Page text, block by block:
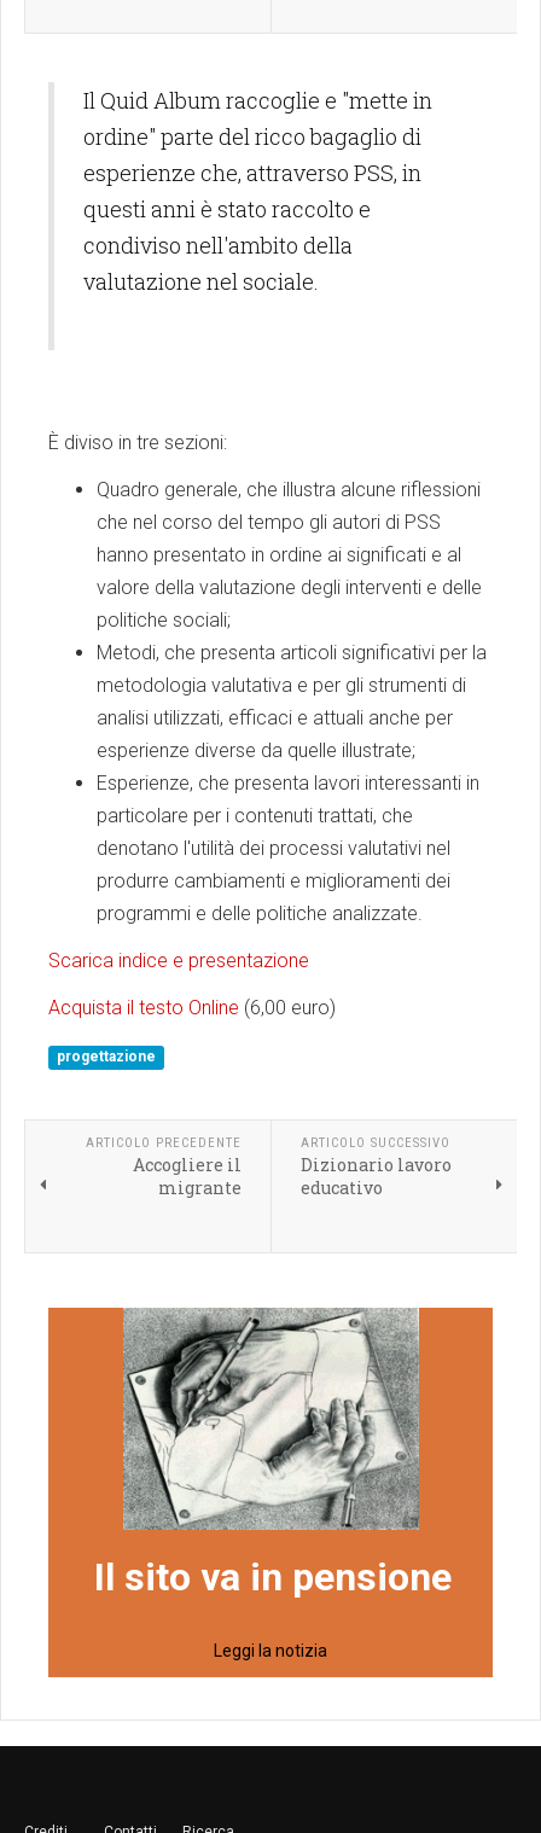
Il Quid Album raccoglie e "mette in
ordine" parte del ricco bagaglio di
esperienze che, attraverso PSS, in
questi anni è stato raccolto e
condiviso nell'ambito della
valutazione nel sociale.
È diviso in tre sezioni:
Quadro generale, che illustra alcune riflessioni
che nel corso del tempo gli autori di PSS
hanno presentato in ordine ai significati e al
valore della valutazione degli interventi e delle
politiche sociali;
Metodi, che presenta articoli significativi per la
metodologia valutativa e per gli strumenti di
analisi utilizzati, efficaci e attuali anche per
esperienze diverse da quelle illustrate;
Esperienze, che presenta lavori interessanti in
particolare per i contenuti trattati, che
denotano l'utilità dei processi valutativi nel
produrre cambiamenti e miglioramenti dei
programmi e delle politiche analizzate.
Scarica indice e presentazione
Acquista il testo Online (6,00 euro)
progettazione
ARTICOLO PRECEDENTE
Accogliere il
migrante
ARTICOLO SUCCESSIVO
Dizionario lavoro
educativo
Il sito va in pensione
Leggi la notizia